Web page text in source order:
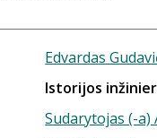
Edvardas
Istorijos
Sudarytojas (-a)